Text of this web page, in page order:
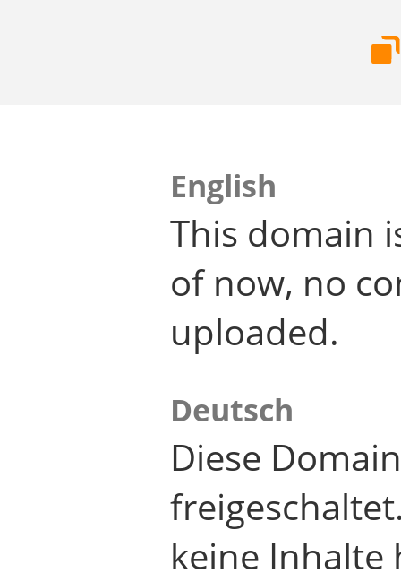
English
This domain
of now, no
uploaded.
Deutsch
Diese
keine Inhalte